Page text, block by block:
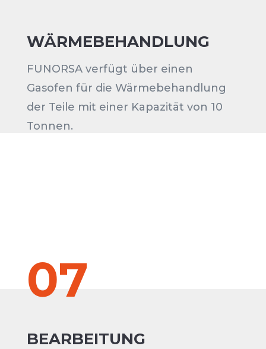
WÄRMEBEHANDLUNG
FUNORSA verfügt über einen
Gasofen für die Wärmebehandlung
der Teile mit einer Kapazität von 10
Tonnen.
07
BEARBEITUNG